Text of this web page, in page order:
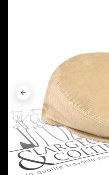




